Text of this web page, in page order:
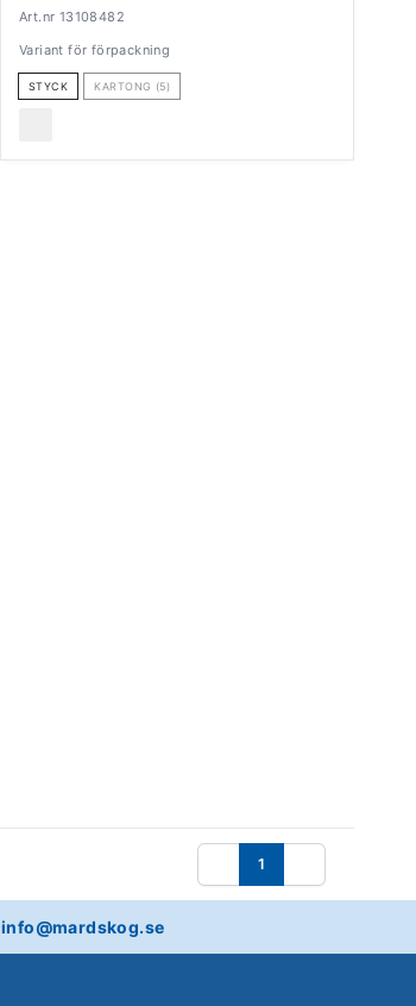
Art.nr 13108482
Variant för förpackning
STYCK KARTONG (5)
Föregående
1
Nästa
info@mardskog.se